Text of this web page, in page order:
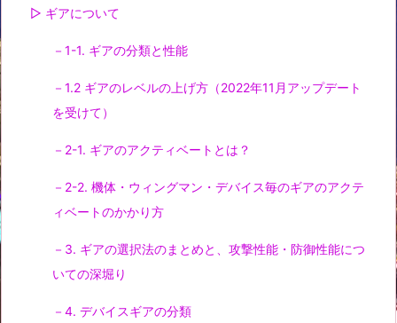
▷ ギアについて
－1-1. ギアの分類と性能
－1.2 ギアのレベルの上げ方（2022年11月アップデート
を受けて）
－2-1. ギアのアクティベートとは？
－2-2. 機体・ウィングマン・デバイス毎のギアのアクテ
ィベートのかかり方
－3. ギアの選択法のまとめと、攻撃性能・防御性能につ
いての深堀り
－4. デバイスギアの分類